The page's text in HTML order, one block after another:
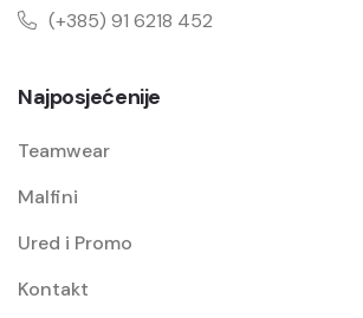
(+385) 91 6218 452
Najposjećenije
Teamwear
Malfini
Ured i Promo
Kontakt